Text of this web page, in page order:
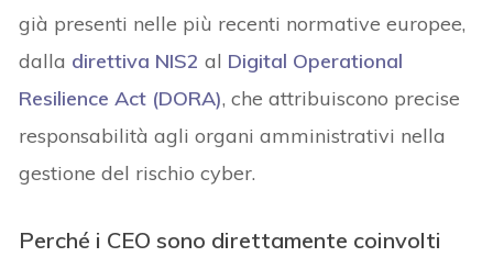
già presenti nelle più recenti normative europee,
dalla direttiva NIS2 al Digital Operational
Resilience Act (DORA), che attribuiscono precise
responsabilità agli organi amministrativi nella
gestione del rischio cyber.
Perché i CEO sono direttamente coinvolti